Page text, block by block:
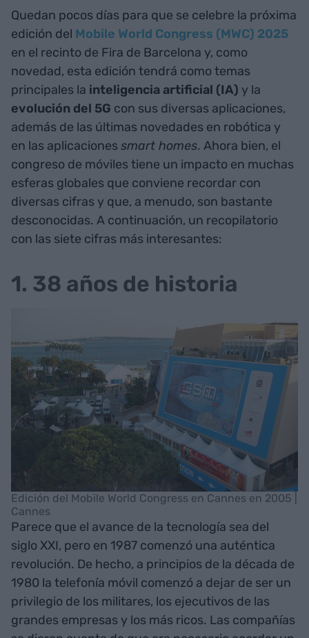
Quedan pocos días para que se celebre la próxima
edición del Mobile World Congress (MWC) 2025
en el recinto de Fira de Barcelona y, como
novedad, esta edición tendrá como temas
principales la inteligencia artificial (IA) y la
evolución del 5G con sus diversas aplicaciones,
además de las últimas novedades en robótica y
en las aplicacionessmart homes. Ahora bien, el
congreso de móviles tiene un impacto en muchas
esferas globales que conviene recordar con
diversas cifras y que, a menudo, son bastante
desconocidas. A continuación, un recopilatorio
con las siete cifras más interesantes:
1. 38 años de historia
Edición del Mobile World Congress en Cannes en 2005 |
Cannes
Parece que el avance de la tecnología sea del
siglo XXI, pero en 1987 comenzó una auténtica
revolución. De hecho, a principios de la década de
1980 la telefonía móvil comenzó a dejar de ser un
privilegio de los militares, los ejecutivos de las
grandes empresas y los más ricos. Las compañías